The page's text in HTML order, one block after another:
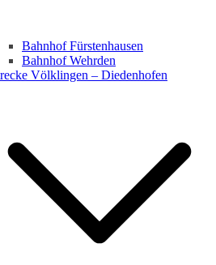
Bahnhof Fürstenhausen
Bahnhof Wehrden
Völklingen – Diedenhofen